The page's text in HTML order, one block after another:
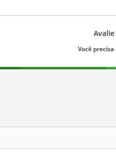
Você